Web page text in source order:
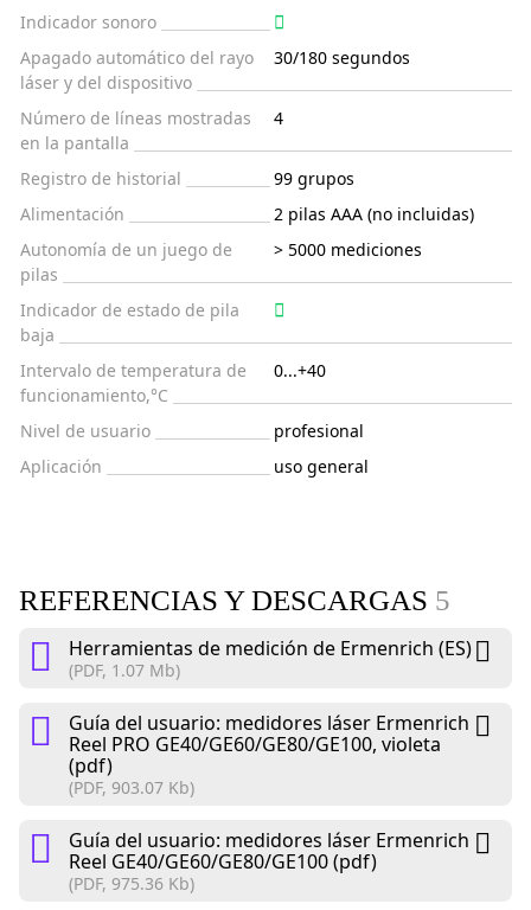
Indicador sonoro
Apagado automático del rayo
láser y del dispositivo
30/180 segundos
Número de líneas mostradas
en la pantalla
4
Registro de historial
99 grupos
Alimentación
2 pilas AAA (no incluidas)
Autonomía de un juego de
pilas
> 5000 mediciones
Indicador de estado de pila
baja
Intervalo de temperatura de
funcionamiento,°C
0...+40
Nivel de usuario
profesional
Aplicación
uso general
REFERENCIAS Y DESCARGAS 5
Herramientas de medición de Ermenrich (ES)
(PDF, 1.07 Mb)
Guía del usuario: medidores láser Ermenrich
Reel PRO GE40/GE60/GE80/GE100, violeta
(pdf)
(PDF, 903.07 Kb)
Guía del usuario: medidores láser Ermenrich
Reel GE40/GE60/GE80/GE100 (pdf)
(PDF, 975.36 Kb)